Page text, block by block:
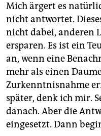
Mich ärgert es
nicht antwortet.
nicht dabei, anderen
ersparen. Es ist ein
an, wenn eine
mehr als einen
Zurkenntnisnahme
später, denk ich mir.
danach. Aber die
eingesetzt. Dann